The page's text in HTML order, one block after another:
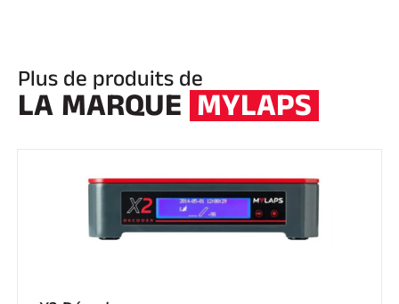
Plus de produits de
LA MARQUE MYLAPS